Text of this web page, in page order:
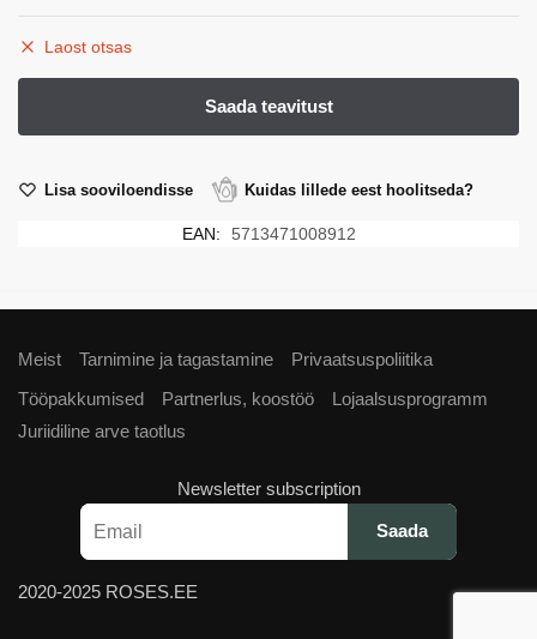
Laost otsas
Lisa sooviloendisse Kuidas lillede eest hoolitseda?
EAN: 5713471008912
Meist Tarnimine ja tagastamine
Privaatsuspoliitika
Tööpakkumised
Partnerlus, koostöö
Lojaalsusprogramm
Juriidiline arve taotlus
Newsletter subscription
2020-2025 ROSES.EE